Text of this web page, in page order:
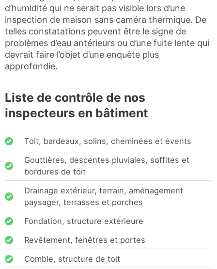
d’humidité qui ne serait pas visible lors d’une
inspection de maison sans caméra thermique. De
telles constatations peuvent être le signe de
problèmes d’eau antérieurs ou d’une fuite lente qui
devrait faire l’objet d’une enquête plus
approfondie.
Liste de contrôle de nos
inspecteurs en bâtiment
Toit, bardeaux, solins, cheminées et évents
Gouttières, descentes pluviales, soffites et
bordures de toit
Drainage extérieur, terrain, aménagement
paysager, terrasses et porches
Fondation, structure extérieure
Revêtement, fenêtres et portes
Comble, structure de toit